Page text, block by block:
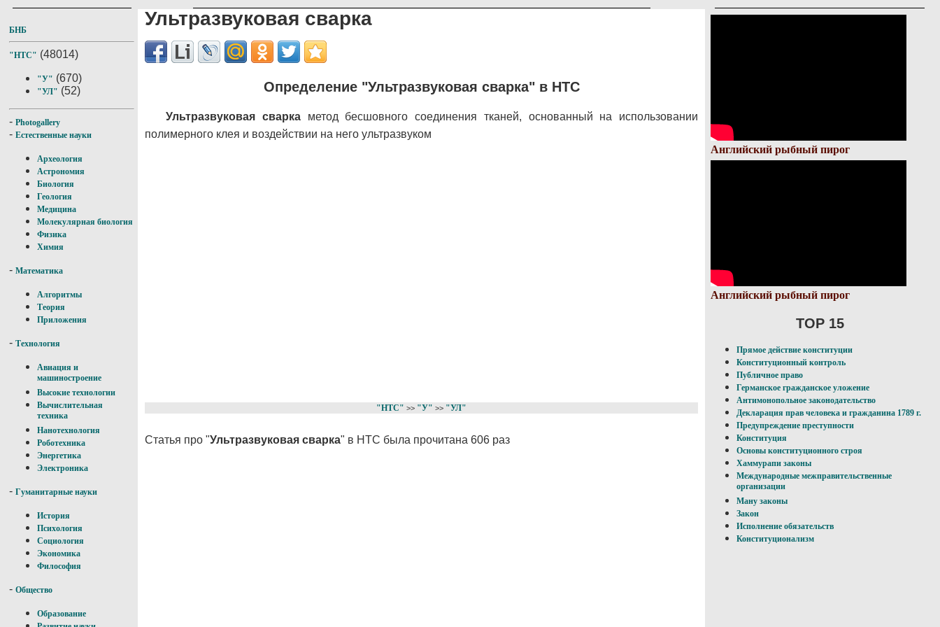
БНБ
"НТС" (48014)
"У" (670)
"УЛ" (52)
- Photogallery
- Естественные науки
Археология
Астрономия
Биология
Геология
Медицина
Молекулярная биология
Физика
Химия
- Математика
Алгоритмы
Теория
Приложения
- Технология
Авиация и
машиностроение
Высокие технологии
Вычислительная
техника
Нанотехнология
Роботехника
Энергетика
Электроника
- Гуманитарные науки
История
Психология
Социология
Экономика
Философия
- Общество
Образование
Ультразвуковая сварка
Определение "Ультразвуковая сварка" в НТС
Ультразвуковая сваркаметод бесшовного соединения тканей, основанный на использовании
полимерного клея и воздействии на него ультразвуком
"НТС" >> "У" >> "УЛ"
Статья про "Ультразвуковая сварка" в НТС была прочитана 606 раз
Английский рыбный пирог
Английский рыбный пирог
TOP 15
Прямое действие конституции
Конституционный контроль
Публичное право
Германское гражданское уложение
Антимонопольное законодательство
Декларация прав человека и гражданина 1789 г.
Предупреждение преступности
Конституция
Основы конституционного строя
Хаммурапи законы
Международные межправительственные
организации
Ману законы
Закон
Исполнение обязательств
Конституционализм